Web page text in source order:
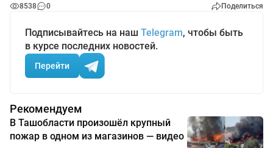
8538 0 Поделиться
Подписывайтесь на наш Telegram, чтобы быть
в курсе последних новостей.
Перейти
Рекомендуем
В Ташобласти произошёл крупный
пожар в одном из магазинов — видео